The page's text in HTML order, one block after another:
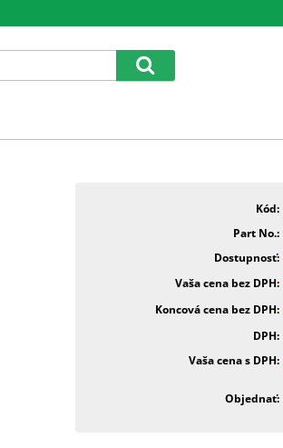
Kód
Part No.
Dostupnosť
Vaša cena bez DPH
Koncová cena bez DPH
DPH
Vaša cena s DPH
Objednať